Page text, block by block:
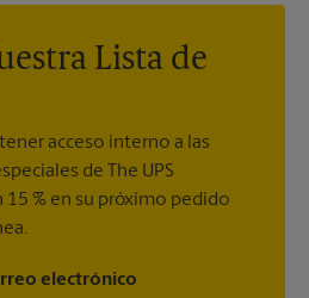
Lista de
acceso interno a las
de The UPS
% en su próximo pedido
electrónico